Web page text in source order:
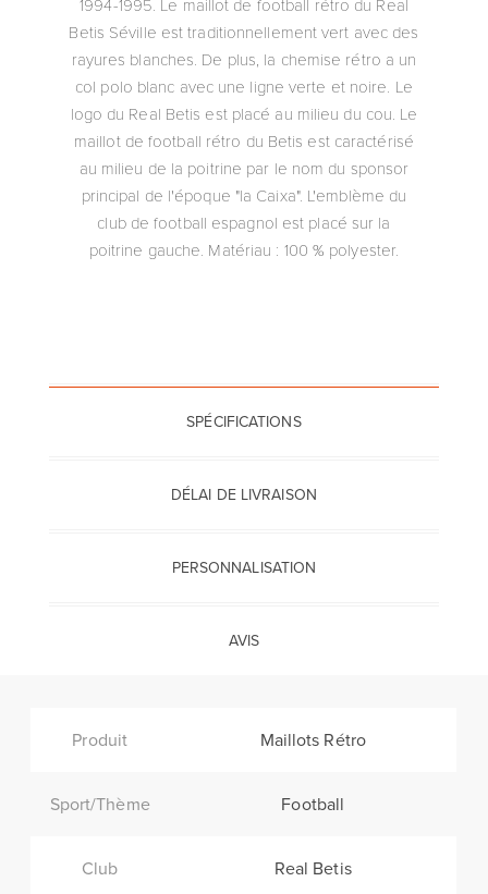
1994-1995. Le maillot de football rétro du Real
Betis Séville est traditionnellement vert avec des
rayures blanches. De plus, la chemise rétro a un
col polo blanc avec une ligne verte et noire. Le
logo du Real Betis est placé au milieu du cou. Le
maillot de football rétro du Betis est caractérisé
au milieu de la poitrine par le nom du sponsor
principal de l'époque "la Caixa". L'emblème du
club de football espagnol est placé sur la
poitrine gauche. Matériau : 100 % polyester.
SPÉCIFICATIONS
DÉLAI DE LIVRAISON
PERSONNALISATION
AVIS
Produit Maillots Rétro
Sport/Thème Football
Club Real Betis